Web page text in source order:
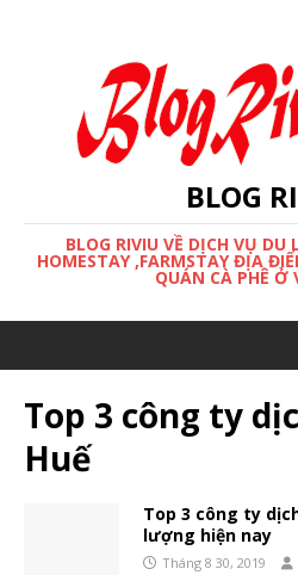
BLOG
BLOG RIVIU VỀ DỊCH VỤ DU
HOMESTAY ,FARMSTAY ĐỊA
QUÁN CÀ PHÊ Ở
Top 3 công ty
Huế
Top 3 công ty
lượng hiện nay
Tháng 8 30, 2019